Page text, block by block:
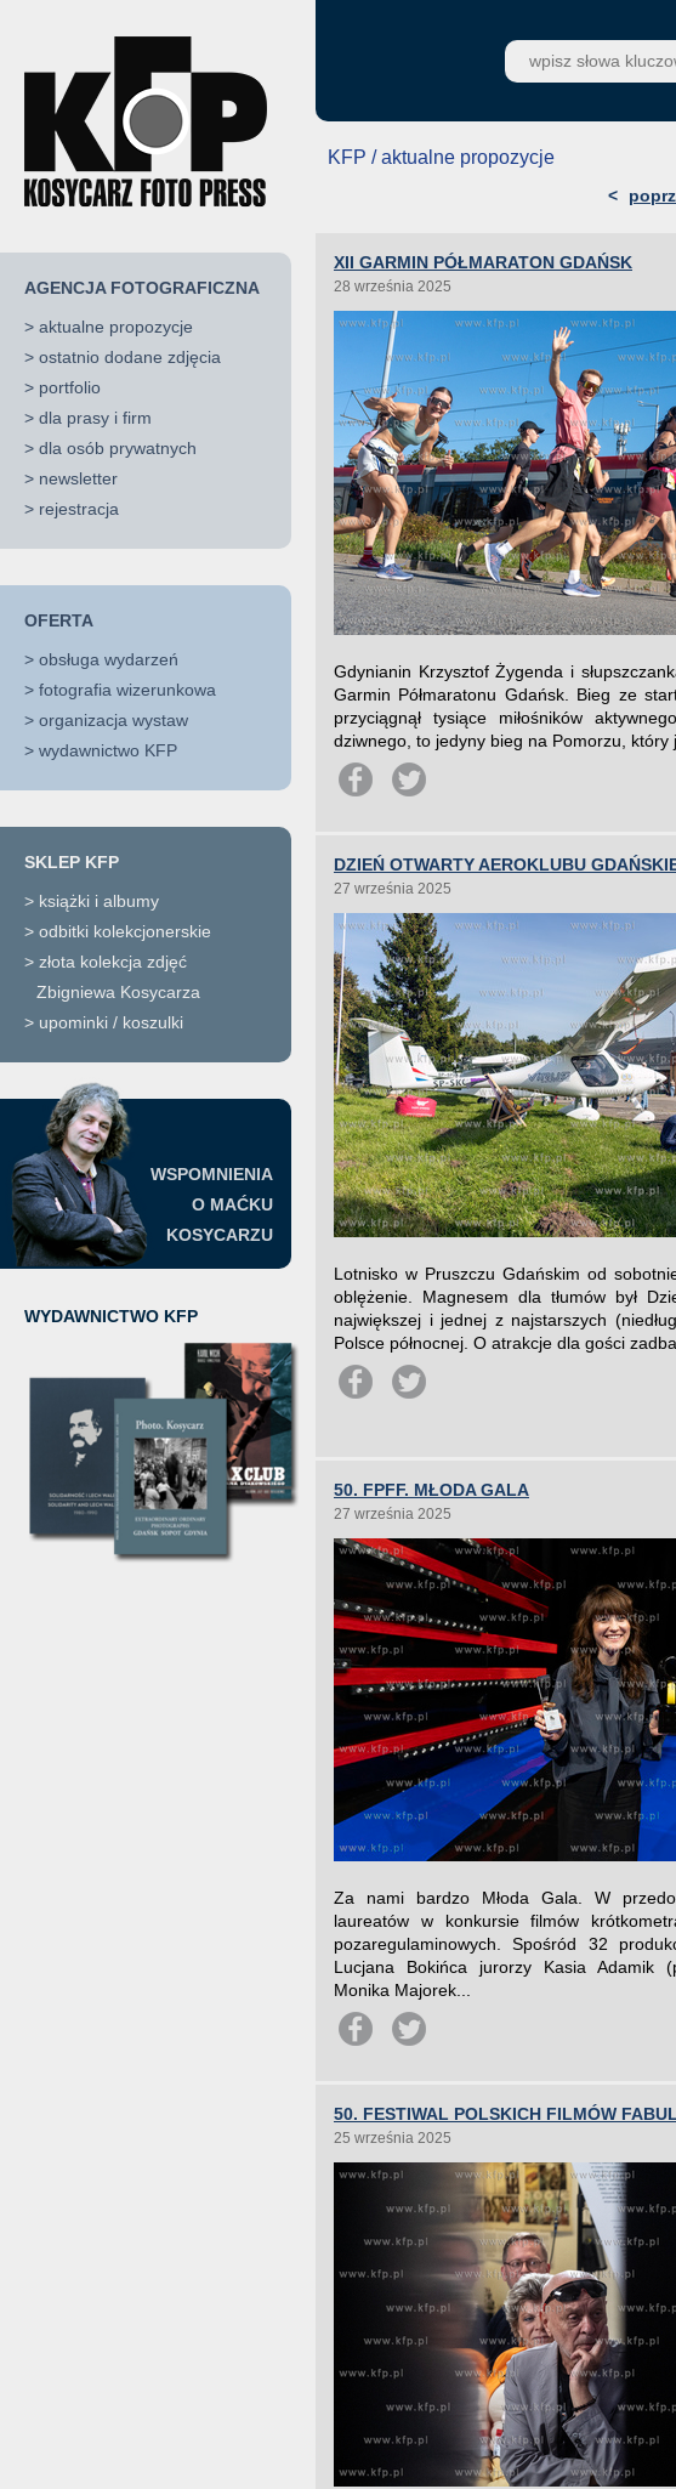
AGENCJA FOTOGRAFICZNA
> aktualne propozycje
> ostatnio dodane zdjęcia
> portfolio
> dla prasy i firm
> dla osób prywatnych
> newsletter
> rejestracja
OFERTA
> obsługa wydarzeń
> fotografia wizerunkowa
> organizacja wystaw
> wydawnictwo KFP
SKLEP KFP
> książki i albumy
> odbitki kolekcjonerskie
> złota kolekcja zdjęć
Zbigniewa Kosycarza
> upominki / koszulki
WSPOMNIENIA
O MAĆKU
KOSYCARZU
WYDAWNICTWO KFP
KFP / aktualne propozycje
<
XII GARMIN PÓŁMARATON GDAŃSK
28 września 2025
Gdynianin Krzysztof Żygenda i
Garmin Półmaratonu Gdańsk. Bieg ze
przyciągnął tysiące miłośników
dziwnego, to jedyny bieg na Pomorzu, który
DZIEŃ OTWARTY AEROKLUBU
27 września 2025
Lotnisko w Pruszczu Gdańskim od
oblężenie. Magnesem dla tłumów był
największej i jednej z najstarszych
Polsce północnej. O atrakcje dla gości
50. FPFF. MŁODA GALA
27 września 2025
Za nami bardzo Młoda Gala. W
laureatów w konkursie filmów
pozaregulaminowych. Spośród 32
Lucjana Bokińca jurorzy Kasia Adamik
Monika Majorek...
50. FESTIWAL POLSKICH FILMÓW
25 września 2025